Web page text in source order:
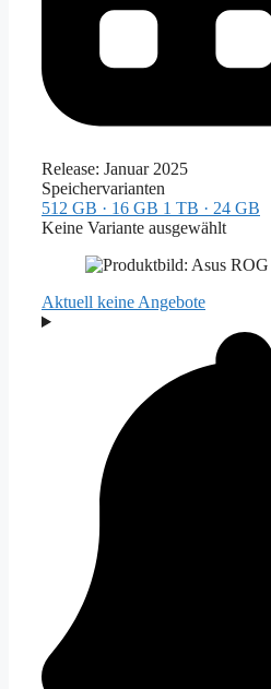
Release: Januar 2025
Speichervarianten
512 GB · 16 GB 1 TB · 24 GB
Keine Variante ausgewählt
Aktuell keine Angebote